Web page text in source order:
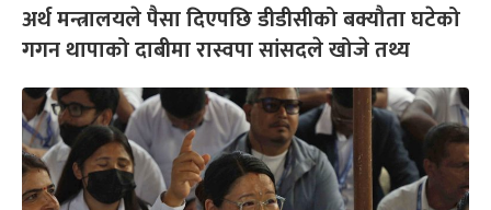
अर्थ मन्त्रालयले पैसा दिएपछि डीडीसीको बक्यौता घटेको
गगन थापाको दाबीमा रास्वपा सांसदले खोजे तथ्य